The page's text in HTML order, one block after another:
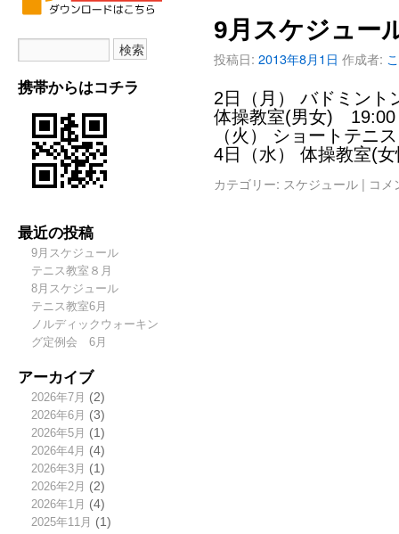
携帯からはコチラ
最近の投稿
9月スケジュール
テニス教室８月
8月スケジュール
テニス教室6月
ノルディックウォーキン
グ定例会 6月
アーカイブ
2026年7月 (2)
2026年6月 (3)
2026年5月 (1)
2026年4月 (4)
2026年3月 (1)
2026年2月 (2)
2026年1月 (4)
2025年11月 (1)
9月スケジュー
投稿日: 2013年8月1日 作成者:
2日（月） バドミン
体操教室(男女) 19:00
（火） ショートテ
4日（水） 体操教室(
カテゴリー: スケジュール | コメ